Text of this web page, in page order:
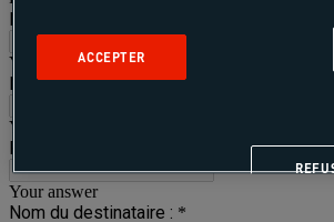
ACCEPTER